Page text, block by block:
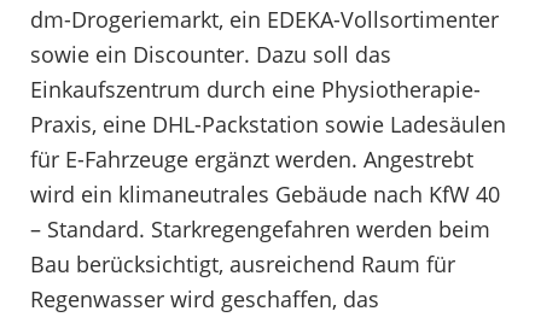
dm-Drogeriemarkt, ein EDEKA-Vollsortimenter
sowie ein Discounter. Dazu soll das
Einkaufszentrum durch eine Physiotherapie-
Praxis, eine DHL-Packstation sowie Ladesäulen
für E-Fahrzeuge ergänzt werden. Angestrebt
wird ein klimaneutrales Gebäude nach KfW 40
– Standard. Starkregengefahren werden beim
Bau berücksichtigt, ausreichend Raum für
Regenwasser wird geschaffen, das